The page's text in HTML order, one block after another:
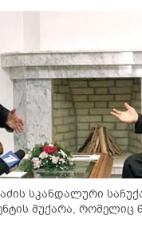
სკანდალური
მუქარა, რომელიც